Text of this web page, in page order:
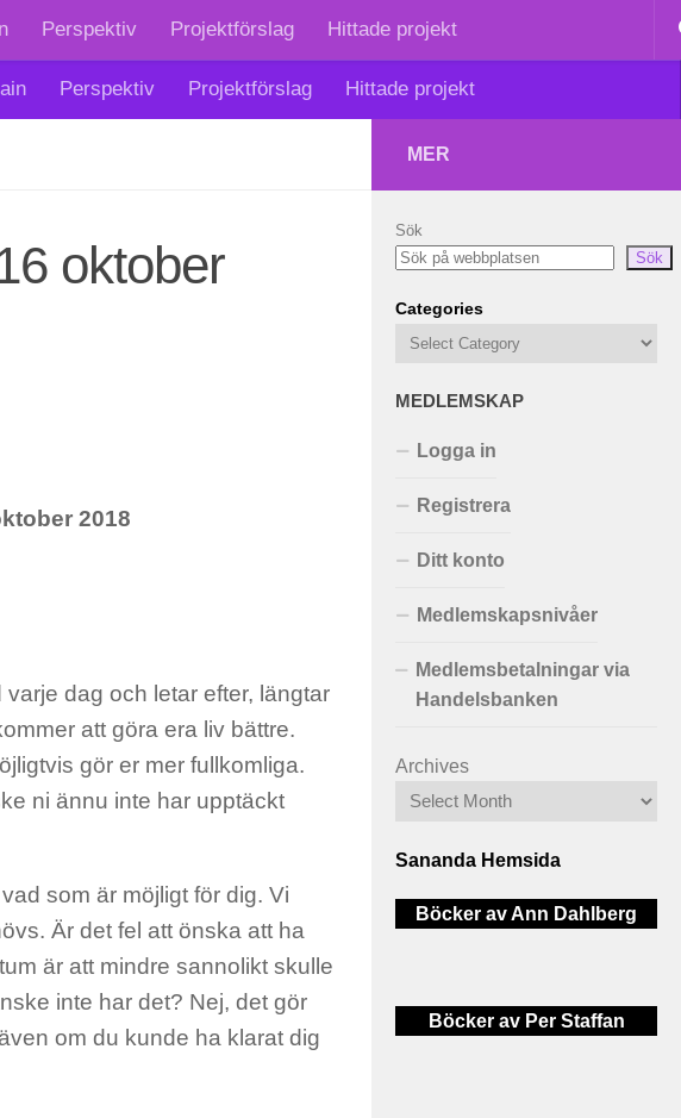
Perspektiv Projektförslag Hittade projekt
Perspektiv Projektförslag Hittade projekt
oktober
2018
dag och letar efter, längtar
att göra era liv bättre.
gör er mer fullkomliga.
ni ännu inte har upptäckt
som är möjligt för dig. Vi
Är det fel att önska att ha
är att mindre sannolikt skulle
inte har det? Nej, det gör
om du kunde ha klarat dig
MER
Sök
Sök
Categories
MEDLEMSKAP
Logga in
Registrera
Ditt konto
Medlemskapsnivåer
Medlemsbetalningar via
Handelsbanken
Archives
Sananda Hemsida
Böcker av Ann Dahlberg
Böcker av Per Staffan